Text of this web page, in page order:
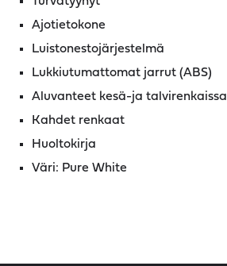
Ajotietokone
Luistonestojärjestelmä
Lukkiutumattomat jarrut (ABS)
Aluvanteet kesä-ja talvirenkaissa
Kahdet renkaat
Huoltokirja
Väri: Pure White